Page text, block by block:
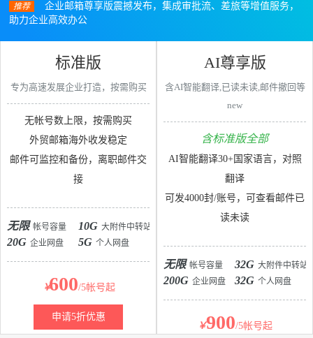
推荐
企业邮箱尊享版震撼发布，集成审批流、差旅等增值服务，
助力企业高效办公
标准版
专为高速发展企业打造，按需购买
无帐号数上限，按需购买
外贸邮箱海外收发稳定
邮件可监控和备份，离职邮件交
接
无限 帐号容量 10G 大附件中转站
20G 企业网盘 5G 个人网盘
￥600/5帐号起
申请5折优惠
AI尊享版
含AI智能翻译,已读未读,邮件撤回等
new
含标准版全部
AI智能翻译30+国家语言，对照
翻译
可发4000封/账号，可查看邮件已
读未读
无限 帐号容量 32G 大附件中转站
200G 企业网盘 32G 个人网盘
￥
900/5帐号起